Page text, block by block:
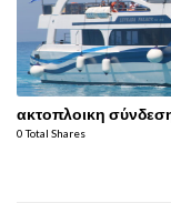
ακτοπλοικη
0 Total Shares